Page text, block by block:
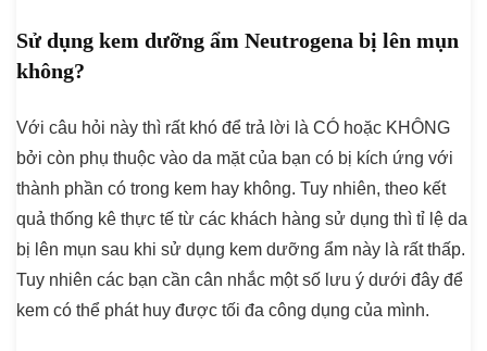
Sử dụng kem dưỡng ẩm Neutrogena bị lên mụn
không?
Với câu hỏi này thì rất khó để trả lời là CÓ hoặc KHÔNG
bởi còn phụ thuộc vào da mặt của bạn có bị kích ứng với
thành phần có trong kem hay không. Tuy nhiên, theo kết
quả thống kê thực tế từ các khách hàng sử dụng thì tỉ lệ da
bị lên mụn sau khi sử dụng kem dưỡng ẩm này là rất thấp.
Tuy nhiên các bạn cần cân nhắc một số lưu ý dưới đây để
kem có thể phát huy được tối đa công dụng của mình.